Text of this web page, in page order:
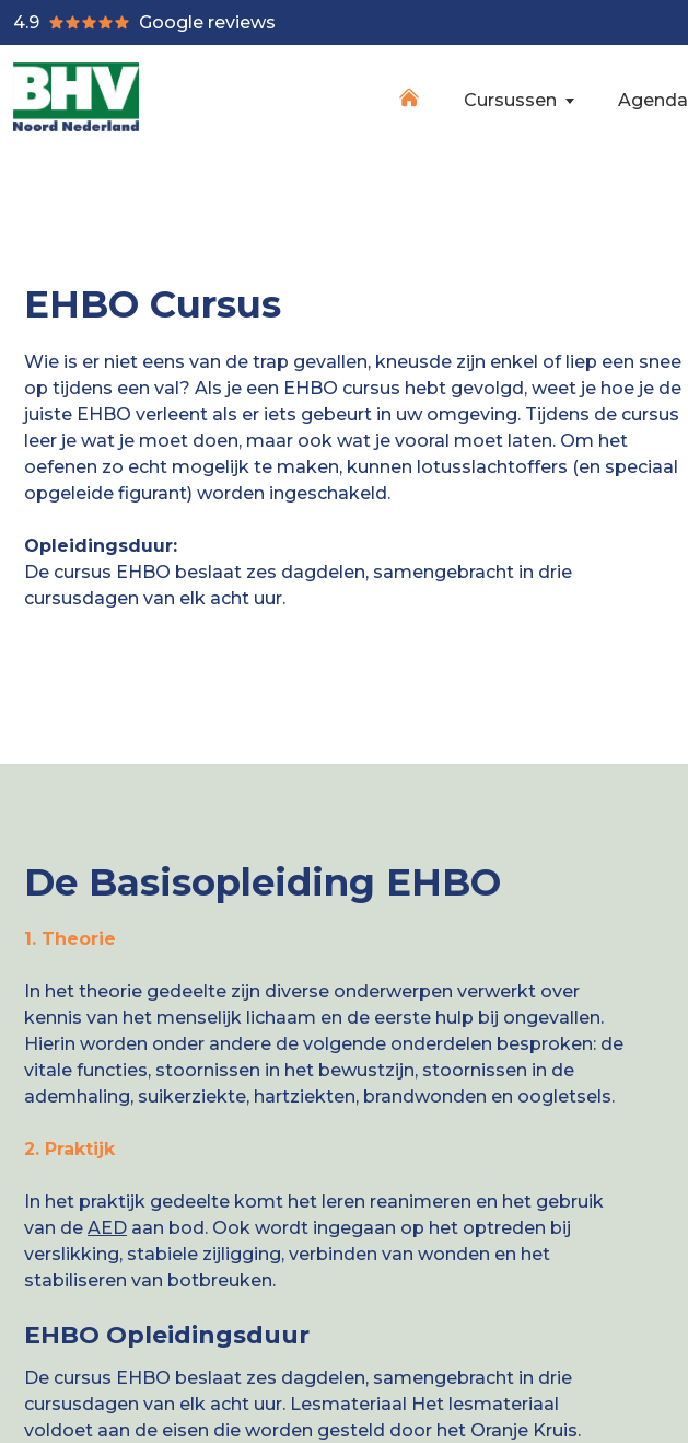
4.9 Google reviews
Cursussen Agenda
EHBO Cursus
Wie is er niet eens van de trap gevallen, kneusde zijn enkel of liep een snee
op tijdens een val? Als je een EHBO cursus hebt gevolgd, weet je hoe je de
juiste EHBO verleent als er iets gebeurt in uw omgeving. Tijdens de cursus
leer je wat je moet doen, maar ook wat je vooral moet laten. Om het
oefenen zo echt mogelijk te maken, kunnen lotusslachtoffers (en speciaal
opgeleide figurant) worden ingeschakeld.
Opleidingsduur:
De cursus EHBO beslaat zes dagdelen, samengebracht in drie
cursusdagen van elk acht uur.
De Basisopleiding EHBO
1. Theorie
In het theorie gedeelte zijn diverse onderwerpen verwerkt over
kennis van het menselijk lichaam en de eerste hulp bij ongevallen.
Hierin worden onder andere de volgende onderdelen besproken: de
vitale functies, stoornissen in het bewustzijn, stoornissen in de
ademhaling, suikerziekte, hartziekten, brandwonden en oogletsels.
2. Praktijk
In het praktijk gedeelte komt het leren reanimeren en het gebruik
van de AED aan bod. Ook wordt ingegaan op het optreden bij
verslikking, stabiele zijligging, verbinden van wonden en het
stabiliseren van botbreuken.
EHBO Opleidingsduur
De cursus EHBO beslaat zes dagdelen, samengebracht in drie
cursusdagen van elk acht uur. Lesmateriaal Het lesmateriaal
voldoet aan de eisen die worden gesteld door het Oranje Kruis.